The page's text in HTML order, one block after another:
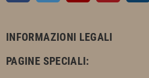
INFORMAZIONI LEGALI
PAGINE SPECIALI: